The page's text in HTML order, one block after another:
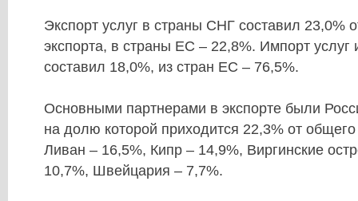
Экспорт услуг в страны СНГ составил 23,0%
экспорта, в страны ЕС – 22,8%. Импорт услуг
составил 18,0%, из стран ЕС – 76,5%.
Основными партнерами в экспорте были
на долю которой приходится 22,3% от
Ливан – 16,5%, Кипр – 14,9%, Виргинские
10,7%, Швейцария – 7,7%.